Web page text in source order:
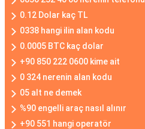
0.12 Dolar kaç TL
0338 hangi ilin alan kodu
0.0005 BTC kaç dolar
+90 850 222 0600 kime ait
0 324 nerenin alan kodu
05 alt ne demek
%90 engelli araç nasıl alınır
+90 551 hangi operatör